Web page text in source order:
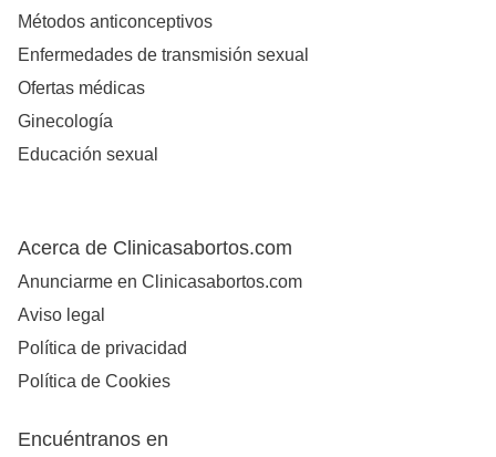
Métodos anticonceptivos
Enfermedades de transmisión sexual
Ofertas médicas
Ginecología
Educación sexual
Acerca de Clinicasabortos.com
Anunciarme en Clinicasabortos.com
Aviso legal
Política de privacidad
Política de Cookies
Encuéntranos en